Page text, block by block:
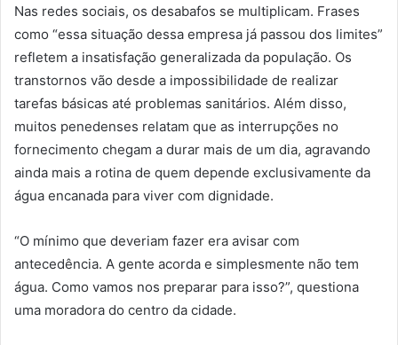
Nas redes sociais, os desabafos se multiplicam. Frases
como “essa situação dessa empresa já passou dos limites”
refletem a insatisfação generalizada da população. Os
transtornos vão desde a impossibilidade de realizar
tarefas básicas até problemas sanitários. Além disso,
muitos penedenses relatam que as interrupções no
fornecimento chegam a durar mais de um dia, agravando
ainda mais a rotina de quem depende exclusivamente da
água encanada para viver com dignidade.
“O mínimo que deveriam fazer era avisar com
antecedência. A gente acorda e simplesmente não tem
água. Como vamos nos preparar para isso?”, questiona
uma moradora do centro da cidade.